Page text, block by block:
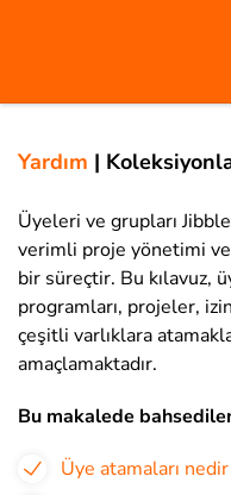
Yardım |
Üyeleri ve grupları
verimli proje yönetimi
bir süreçtir. Bu kılavuz,
programları, projeler,
çeşitli varlıklara
amaçlamaktadır.
Bu makalede
Üye atamaları nedir